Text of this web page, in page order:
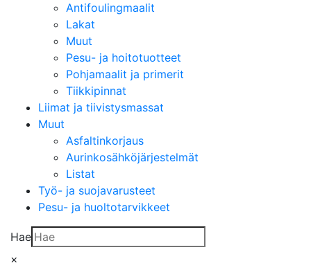
Antifoulingmaalit
Lakat
Muut
Pesu- ja hoitotuotteet
Pohjamaalit ja primerit
Tiikkipinnat
Liimat ja tiivistysmassat
Muut
Asfaltinkorjaus
Aurinkosähköjärjestelmät
Listat
Työ- ja suojavarusteet
Pesu- ja huoltotarvikkeet
Hae
×